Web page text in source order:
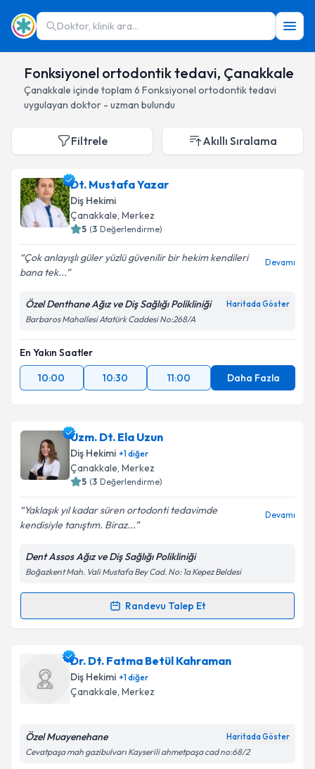
Doktor, klinik ara...
Fonksiyonel ortodontik tedavi, Çanakkale
Çanakkale içinde toplam 6 Fonksiyonel ortodontik tedavi
uygulayan doktor - uzman bulundu
Filtrele Akıllı Sıralama
Dt. Mustafa Yazar
Diş Hekimi
Çanakkale, Merkez
5 (3 Değerlendirme)
Çok anlayışlı güler yüzlü güvenilir bir hekim kendileri
bana tek...
Devamı
Özel Denthane Ağız ve Diş Sağlığı Polikliniği Haritada Göster
Barbaros Mahallesi Atatürk Caddesi No:268/A
En Yakın Saatler
10:00
10:30 11:00 Daha Fazla
Uzm. Dt. Ela Uzun
Diş Hekimi +1diğer
Çanakkale, Merkez
5 (3 Değerlendirme)
Yaklaşık yıl kadar süren ortodonti tedavimde
kendisiyle tanıştım. Biraz...
Devamı
Dent Assos Ağız ve Diş Sağlığı Polikliniği
Boğazkent Mah. Vali Mustafa Bey Cad. No: 1a Kepez Beldesi
Randevu Talep Et
Randevu Takvimi Talebi
Uzm. Dt. Ela Uzuniçin randevu takvimi talebi
oluşturun. Size bu uzmandan randevu almanız için bir
takvim hazırlandığında e-posta ile bilgilendireceğiz.
Dr. Dt. Fatma Betül Kahraman
Diş Hekimi +1diğer
Çanakkale, Merkez
Özel Muayenehane Haritada Göster
Cevatpaşa mah gazibulvarı Kayserili ahmetpaşa cad no:68/2